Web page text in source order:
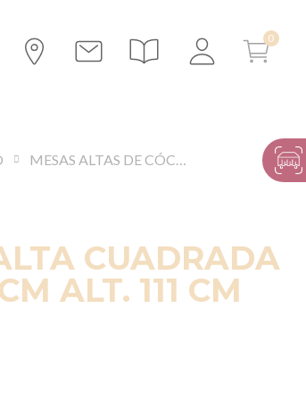
MESAS ALTAS DE CÓCTEL
CUADRADA
ALT. 111 CM